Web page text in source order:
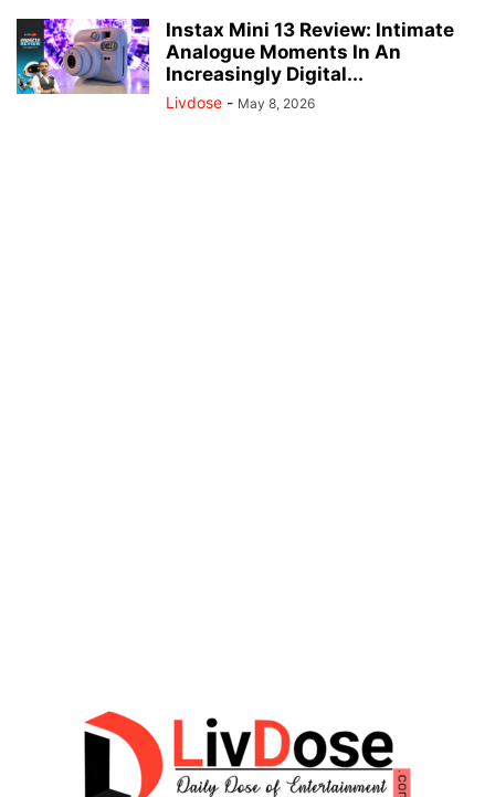
Instax Mini 13 Review: Intimate
Analogue Moments In An
Increasingly Digital...
Livdose - May 8, 2026